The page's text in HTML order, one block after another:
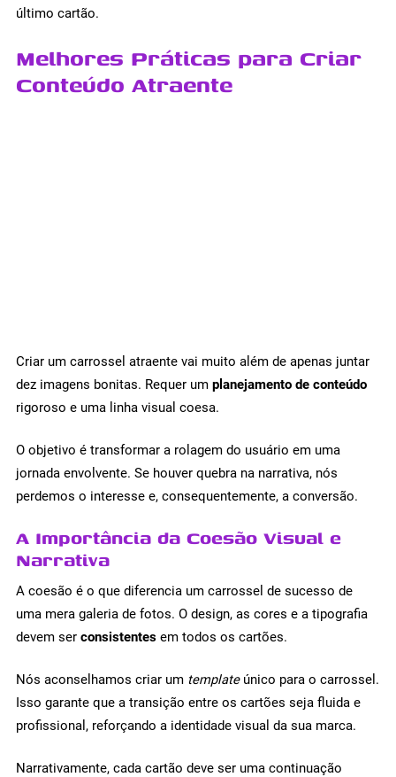
último cartão.
Melhores Práticas para Criar
Conteúdo Atraente
Criar um carrossel atraente vai muito além de apenas juntar
dez imagens bonitas. Requer um planejamento de conteúdo
rigoroso e uma linha visual coesa.
O objetivo é transformar a rolagem do usuário em uma
jornada envolvente. Se houver quebra na narrativa, nós
perdemos o interesse e, consequentemente, a conversão.
A Importância da Coesão Visual e
Narrativa
A coesão é o que diferencia um carrossel de sucesso de
uma mera galeria de fotos. O design, as cores e a tipografia
devem ser consistentes em todos os cartões.
Nós aconselhamos criar um templateúnico para o carrossel.
Isso garante que a transição entre os cartões seja fluida e
profissional, reforçando a identidade visual da sua marca.
Narrativamente, cada cartão deve ser uma continuação